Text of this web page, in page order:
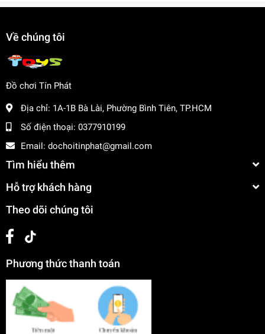
Về chúng tôi
Đồ chơi Tín Phát
Địa chỉ: 1A-1B Bà Lài, Phường Bình Tiên, TP.HCM
Số điện thoại: 0377910199
Email: dochoitinphat@gmail.com
Tìm hiểu thêm
Hỗ trợ khách hàng
Theo dõi chúng tôi
Phương thức thanh toán